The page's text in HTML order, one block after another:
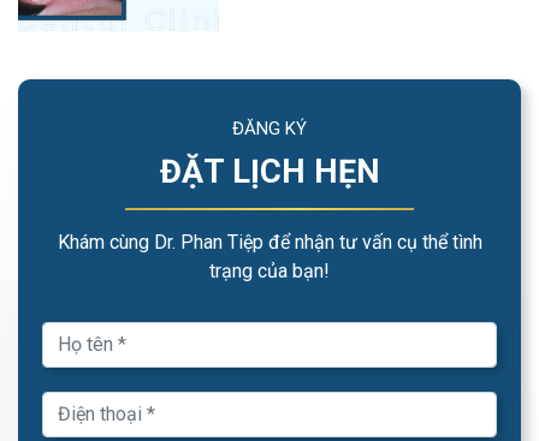
ĐĂNG KÝ
ĐẶT LỊCH HẸN
Khám cùng Dr. Phan Tiệp để nhận tư vấn cụ thể tình
trạng của bạn!